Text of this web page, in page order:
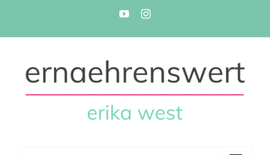
springen
YouTubeInstagram